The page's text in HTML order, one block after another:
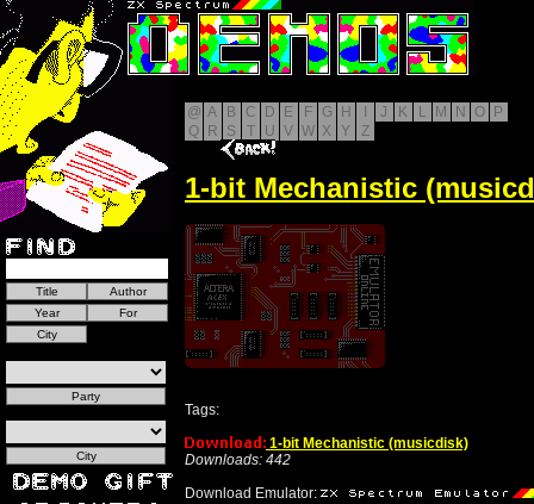
@ A B C D E F G H J K L M N O
P
Q
R S T U V W X Y Z
1-bit Mechanistic
Tags:
1-bit Mechanistic (musicdisk)
Downloads: 442
Download Emulator: